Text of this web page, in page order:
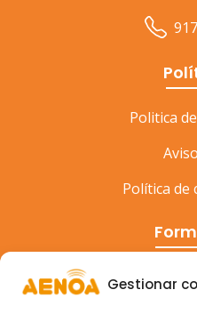
Gestionar
Politica
Política de